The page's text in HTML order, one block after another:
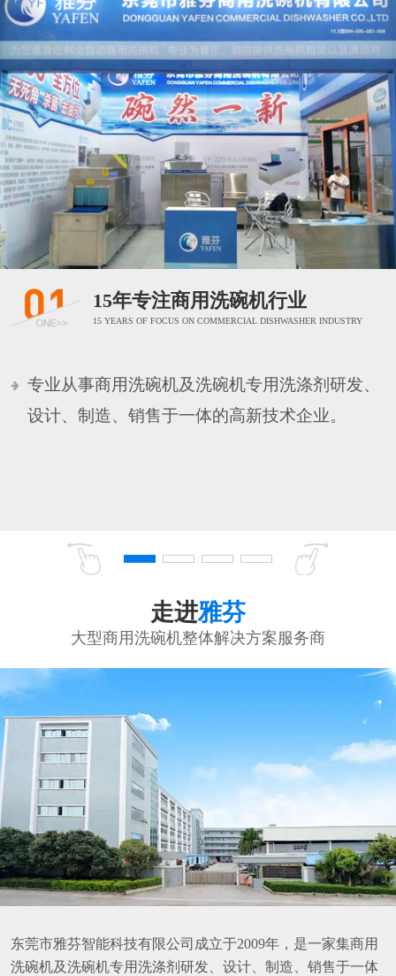
15年专注商用洗碗机行业
15 YEARS OF FOCUS ON COMMERCIAL DISHWASHER INDUSTRY
专业从事商用洗碗机及洗碗机专用洗涤剂研发、
设计、制造、销售于一体的高新技术企业。
走进雅芬
大型商用洗碗机整体解决方案服务商
东莞市雅芬智能科技有限公司成立于2009年，是一家集商用
洗碗机及洗碗机专用洗涤剂研发、设计、制造、销售于一体